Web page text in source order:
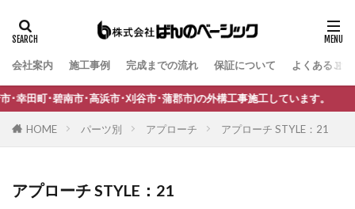
会社案内 施工事例 完成までの流れ 保証について よくあるご
市･刈谷市･蒲郡市)の外構工事施工しています。
HOME パーツ別 アプローチ アプローチ STYLE：21
アプローチ STYLE：21
タグ
B-Life.s Bウッドスタイル
B-Life.s ジョグストーン
B-Life.s ロートアイアンサイン
Dea's Garden A-07
Dea'sGarden アルモ